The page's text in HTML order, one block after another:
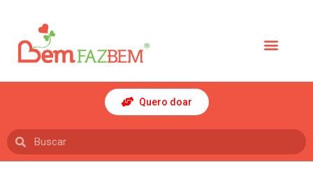
Quero doar